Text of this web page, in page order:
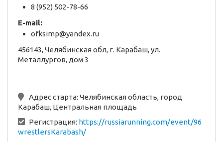
8 (952) 502-78-66
E-mail:
ofksimp@yandex.ru
456143, Челябинская обл, г. Карабаш, ул.
Металлургов, дом 3
Адрес старта: Челябинская область, город
Карабаш, Центральная площадь
Регистрация: https://russiarunning.com/event/96
wrestlersKarabash/